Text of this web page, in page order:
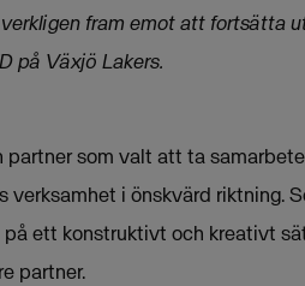
fram emot att fortsätta
på Växjö Lakers.
partner som valt att ta
verksamhet i önskvärd riktning.
ett konstruktivt och kreativt
partner.